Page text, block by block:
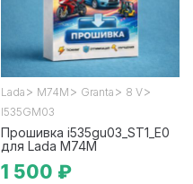
Lada > М74М > Granta > 8 V>
I535GM03
Прошивка i535gu03_ST1_E0
для Lada М74М
1 500 ₽